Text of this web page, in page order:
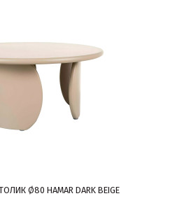
Ø80 HAMAR DARK BEIGE